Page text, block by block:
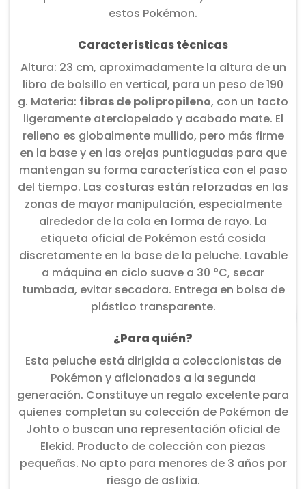
estos Pokémon.
Características técnicas
Altura: 23 cm, aproximadamente la altura de un
libro de bolsillo en vertical, para un peso de 190
g. Materia: fibras de polipropileno, con un tacto
ligeramente aterciopelado y acabado mate. El
relleno es globalmente mullido, pero más firme
en la base y en las orejas puntiagudas para que
mantengan su forma característica con el paso
del tiempo. Las costuras están reforzadas en las
zonas de mayor manipulación, especialmente
alrededor de la cola en forma de rayo. La
etiqueta oficial de Pokémon está cosida
discretamente en la base de la peluche. Lavable
a máquina en ciclo suave a 30 °C, secar
tumbada, evitar secadora. Entrega en bolsa de
plástico transparente.
¿Para quién?
Esta peluche está dirigida a coleccionistas de
Pokémon y aficionados a la segunda
generación. Constituye un regalo excelente para
quienes completan su colección de Pokémon de
Johto o buscan una representación oficial de
Elekid. Producto de colección con piezas
pequeñas. No apto para menores de 3 años por
riesgo de asfixia.